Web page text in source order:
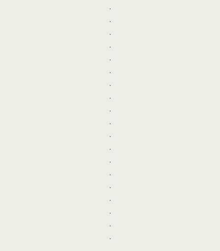
.
.
.
.
.
.
.
.
.
.
.
.
.
.
.
.
.
.
.